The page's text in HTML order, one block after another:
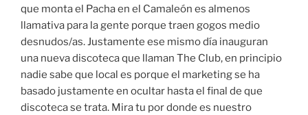
que monta el Pacha en el Camaleón es almenos
llamativa para la gente porque traen gogos medio
desnudos/as. Justamente ese mismo día inauguran
una nueva discoteca que llaman The Club, en principio
nadie sabe que local es porque el marketing se ha
basado justamente en ocultar hasta el final de que
discoteca se trata. Mira tu por donde es nuestro